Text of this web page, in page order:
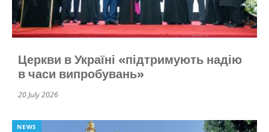
Церкви в Україні «підтримують надію
в часи випробувань»
20 July 2026
NEWS